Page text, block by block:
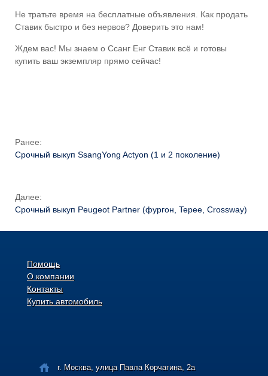
Не тратьте время на бесплатные объявления. Как продать
Ставик быстро и без нервов? Доверить это нам!
Ждем вас! Мы знаем о Ссанг Енг Ставик всё и готовы
купить ваш экземпляр прямо сейчас!
Ранее:
Срочный выкуп SsangYong Actyon (1 и 2 поколение)
Далее:
Срочный выкуп Peugeot Partner (фургон, Tepee, Crossway)
Помощь
О компании
Контакты
Купить автомобиль
г. Москва, улица Павла Корчагина, 2а